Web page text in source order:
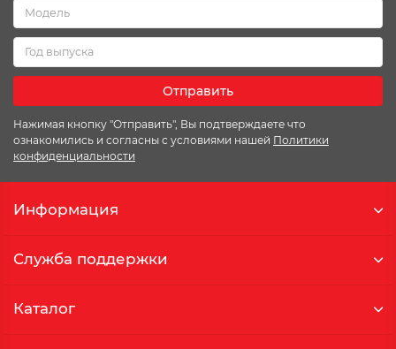
Отправить
Нажимая кнопку "Отправить", Вы подтверждаете что
ознакомились и согласны с условиями нашей Политики
конфиденциальности
Информация
Служба поддержки
Каталог